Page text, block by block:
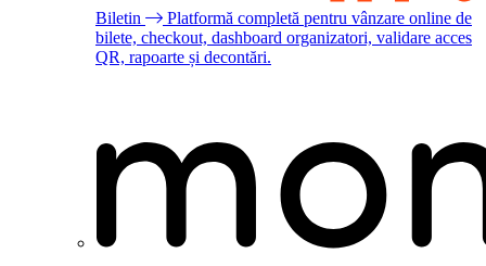
Biletin
Platformă completă pentru vânzare online de
bilete, checkout, dashboard organizatori, validare acces
QR, rapoarte și decontări.